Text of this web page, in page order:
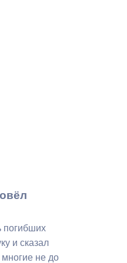
погибших
и сказал
не до